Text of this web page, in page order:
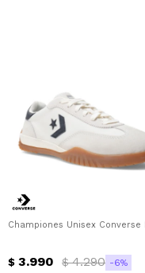
Championes Unisex
$ 3.990 $ 4.290 6